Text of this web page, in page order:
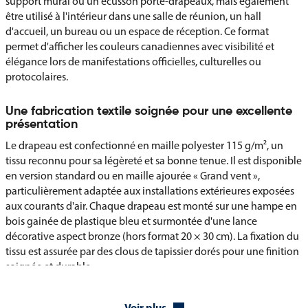
être utilisé à l'intérieur dans une salle de réunion, un hall
d'accueil, un bureau ou un espace de réception. Ce format
permet d'afficher les couleurs canadiennes avec visibilité et
élégance lors de manifestations officielles, culturelles ou
protocolaires.
Une fabrication textile soignée pour une excellente
présentation
Le drapeau est confectionné en maille polyester 115 g/m², un
tissu reconnu pour sa légèreté et sa bonne tenue. Il est disponible
en version standard ou en maille ajourée « Grand vent »,
particulièrement adaptée aux installations extérieures exposées
aux courants d'air. Chaque drapeau est monté sur une hampe en
bois gainée de plastique bleu et surmontée d'une lance
décorative aspect bronze (hors format 20 × 30 cm). La fixation du
tissu est assurée par des clous de tapissier dorés pour une finition
soignée et durable.
Dimensions et finitions personnalisables selon vos